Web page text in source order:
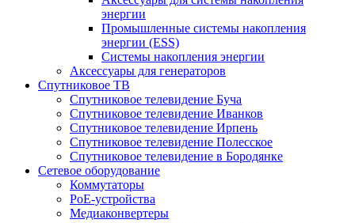
энергии
Промышленные системы накопления
энергии (ESS)
Системы накопления энергии
Аксессуары для генераторов
Спутниковое ТВ
Спутниковое телевидение Буча
Спутниковое телевидение Иванков
Спутниковое телевидение Ирпень
Спутниковое телевидение Полесское
Спутниковое телевидение в Бородянке
Сетевое оборудование
Коммутаторы
PoE-устройства
Медиаконвертеры